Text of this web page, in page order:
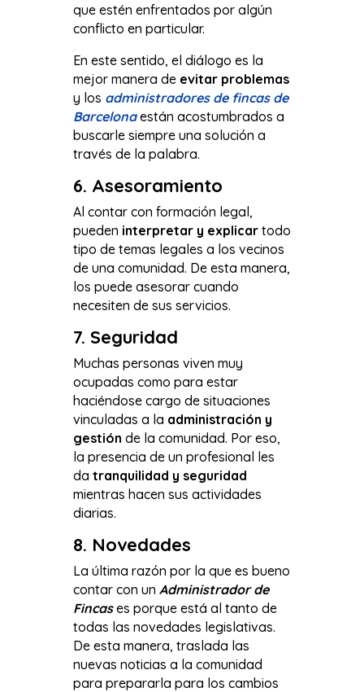
que estén enfrentados por algún
conflicto en particular.
En este sentido, el diálogo es la
mejor manera deevitar problemas
y los administradores de fincas de
Barcelona están acostumbrados a
buscarle siempre una solución a
través de la palabra.
6. Asesoramiento
Al contar con formación legal,
pueden interpretar y explicar todo
tipo de temas legales a los vecinos
de una comunidad. De esta manera,
los puede asesorar cuando
necesiten de sus servicios.
7. Seguridad
Muchas personas viven muy
ocupadas como para estar
haciéndose cargo de situaciones
vinculadas a la administración y
gestión de la comunidad. Por eso,
la presencia de un profesional les
da tranquilidad y seguridad
mientras hacen sus actividades
diarias.
8. Novedades
La última razón por la que es bueno
contar con un Administrador de
Fincases porque está al tanto de
todas las novedades legislativas.
De esta manera, traslada las
nuevas noticias a la comunidad
para prepararla para los cambios